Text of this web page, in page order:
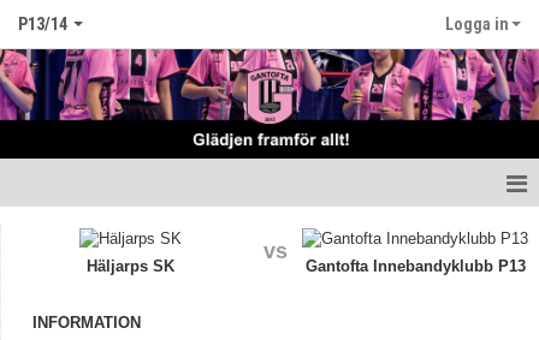
P13/14 Logga in
Truppen
Häljarps SK
vs
Gantofta Innebandyklubb P13
INFORMATION